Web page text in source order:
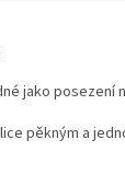
jako posezení
pěkným a